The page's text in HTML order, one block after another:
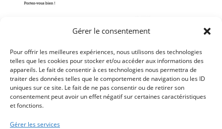
Gérer le consentement
Pour offrir les meilleures expériences, nous utilisons des technologies
telles que les cookies pour stocker et/ou accéder aux informations des
appareils. Le fait de consentir à ces technologies nous permettra de
traiter des données telles que le comportement de navigation ou les ID
uniques sur ce site. Le fait de ne pas consentir ou de retirer son
consentement peut avoir un effet négatif sur certaines caractéristiques
et fonctions.
Gérer les services
Article précédent
ANNULATION DU CONSEIL MUNICIPAL DU 17 FÉVRIER
2021